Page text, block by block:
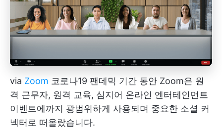
via Zoom 코로나19 팬데믹 기간 동안 Zoom은 원
격 근무자, 원격 교육, 심지어 온라인 엔터테인먼트
이벤트에까지 광범위하게 사용되며 중요한 소셜 커
넥터로 떠올랐습니다.